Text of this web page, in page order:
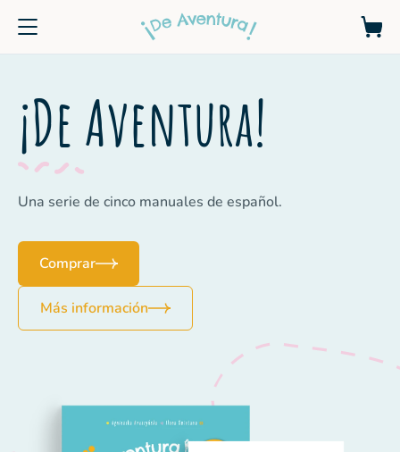
¡De Aventura!
Una serie de cinco manuales de español.
Comprar
Más información